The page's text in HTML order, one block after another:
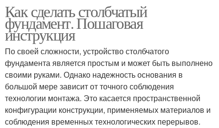
Как сделать столбчатый
фундамент. Пошаговая
инструкция
По своей сложности, устройство столбчатого
фундамента является простым и может быть выполнено
своими руками. Однако надежность основания в
большой мере зависит от точного соблюдения
технологии монтажа. Это касается пространственной
конфигурации конструкции, применяемых материалов и
соблюдения временных технологических перерывов.